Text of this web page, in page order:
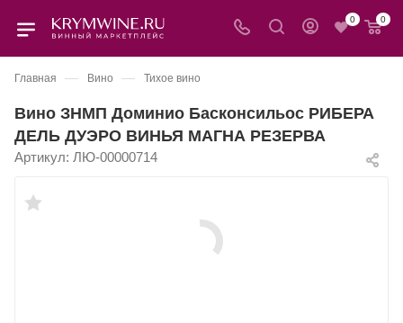
0 0
Главная — Вино — Тихое вино
Вино ЗНМП Доминио Басконсильос РИБЕРА
ДЕЛЬ ДУЭРО ВИНЬЯ МАГНА РЕЗЕРВА
Артикул: ЛЮ-00000714